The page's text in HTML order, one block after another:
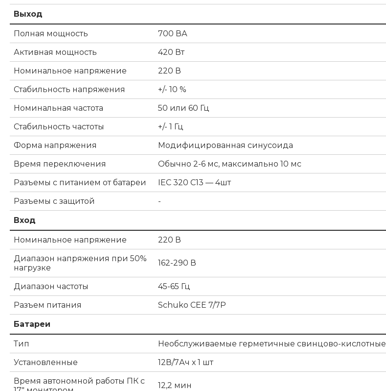
Выход
Полная мощность
700 ВА
Активная мощность
420 Вт
Номинальное напряжение
220 В
Стабильность напряжения
+/- 10 %
Номинальная частота
50 или 60 Гц
Стабильность частоты
+/- 1 Гц
Форма напряжения
Модифицированная синусоида
Время переключения
Обычно 2-6 мс, максимально 10 мс
Разъемы с питанием от батареи
IEC 320 C13 — 4шт
Разъемы с защитой
-
Вход
Номинальное напряжение
220 В
Диапазон напряжения при 50%
нагрузке
162-290 В
Диапазон частоты
45-65 Гц
Разъем питания
Schuko CEE 7/7P
Батареи
Тип
Необслуживаемые герметичные свинцово-кислотные
Установленные
12В/7Ач х 1 шт
Время автономной работы ПК с
12,2 мин